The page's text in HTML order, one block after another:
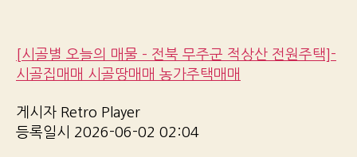
[시골별 오늘의 매물 – 전북 무주군 적상산 전원주택]-
시골집매매 시골땅매매 농가주택매매
게시자 Retro Player
등록일시 2026-06-02 02:04